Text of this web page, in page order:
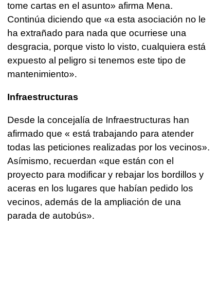
tome cartas en el asunto» afirma Mena.
Continúa diciendo que «a esta asociación no le
ha extrañado para nada que ocurriese una
desgracia, porque visto lo visto, cualquiera está
expuesto al peligro si tenemos este tipo de
mantenimiento».
Infraestructuras
Desde la concejalía de Infraestructuras han
afirmado que « está trabajando para atender
todas las peticiones realizadas por los vecinos».
Asímismo, recuerdan «que están con el
proyecto para modificar y rebajar los bordillos y
aceras en los lugares que habían pedido los
vecinos, además de la ampliación de una
parada de autobús».